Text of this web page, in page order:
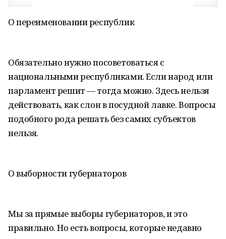
О переименовании республик
Обязательно нужно посоветоваться с
национальными республиками. Если народ или
парламент решит — тогда можно. Здесь нельзя
действовать, как слон в посудной лавке. Вопросы
подобного рода решать без самих субъектов
нельзя.
О выборности губернаторов
Мы за прямые выборы губернаторов, и это
правильно. Но есть вопросы, которые недавно